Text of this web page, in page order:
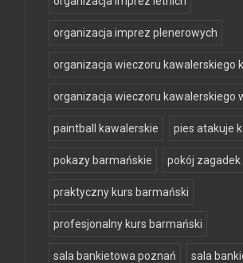
organizacja imprez plenerowych
organizacja wieczoru kawalerskiego
organizacja wieczoru kawalerskiego
paintball kawalerskie pies atakuje
pokazy barmańskie pokój
praktyczny kurs barmański
profesjonalny kurs barmański
sala bankietowa poznań sala